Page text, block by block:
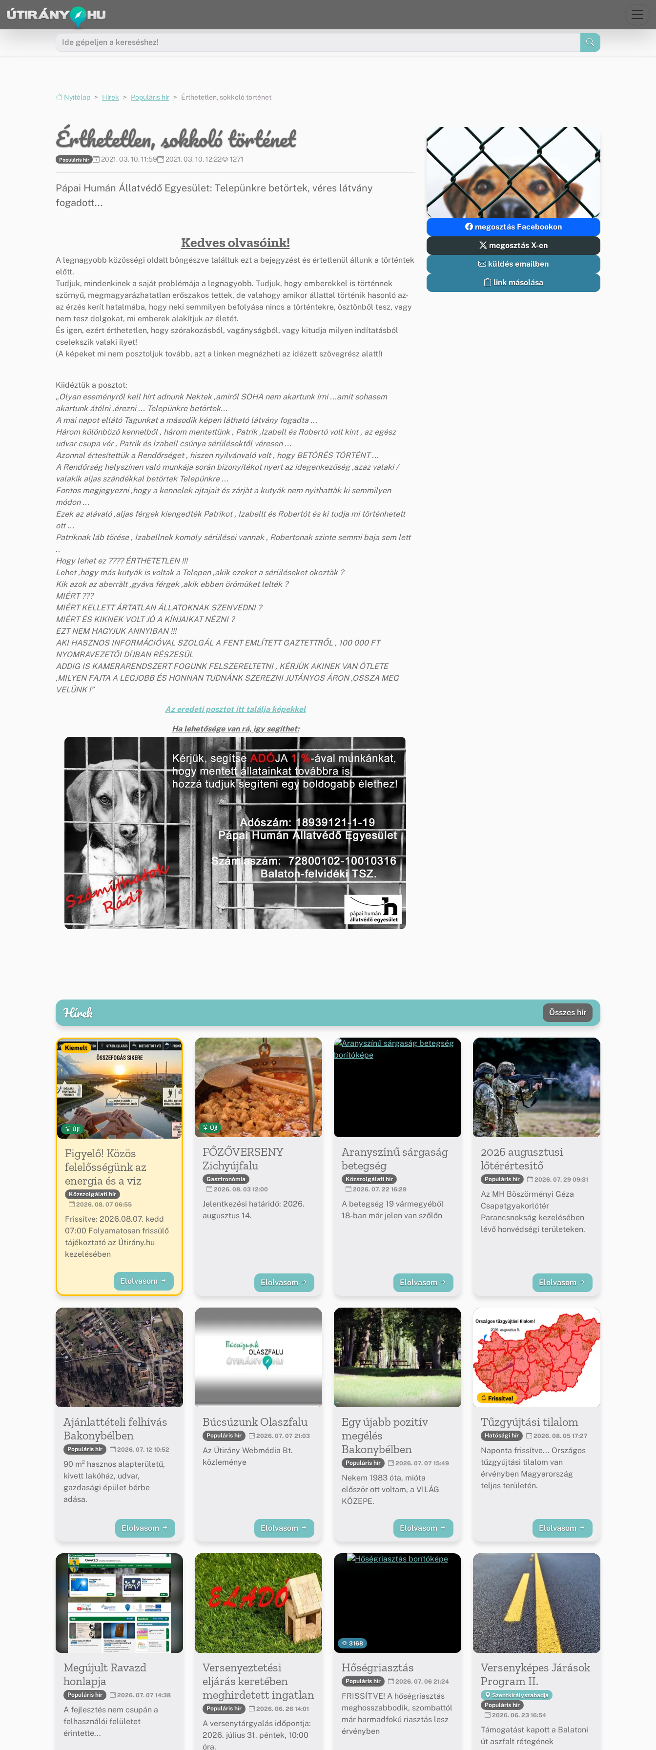
Ugrás a menüre
Ugrás a tartalomra
Nyitólap Hírek Populáris hír Érthetetlen, sokkoló történet
Érthetetlen, sokkoló történet
Populáris hír 2021. 03. 10. 11:59 2021. 03. 10. 12:22 1271
Pápai Humán Állatvédő Egyesület: Telepünkre betörtek, véres látvány
fogadott...
Kedves olvasóink!
A legnagyobb közösségi oldalt böngészve találtuk ezt a bejegyzést és értetlenül állunk a történtek
előtt.
Tudjuk, mindenkinek a saját problémája a legnagyobb. Tudjuk, hogy emberekkel is történnek
szörnyű, megmagyarázhatatlan erőszakos tettek, de valahogy amikor állattal történik hasonló az-
az érzés kerít hatalmába, hogy neki semmilyen befolyása nincs a történtekre, ösztönből tesz, vagy
nem tesz dolgokat, mi emberek alakítjuk az életét.
És igen, ezért érthetetlen, hogy szórakozásból, vagányságból, vagy kitudja milyen indítatásból
cselekszik valaki ilyet!
(A képeket mi nem posztoljuk tovább, azt a linken megnézheti az idézett szövegrész alatt!)
Kiidéztük a posztot:
„Olyan eseményről kell hírt adnunk Nektek ,amiről SOHA nem akartunk írni ...amit sohasem
akartunk átélni ,érezni ... Telepünkre betörtek...
A mai napot ellátó Tagunkat a második képen látható látvány fogadta ...
Három különböző kennelből , három mentettünk , Patrik ,Izabell és Robertó volt kint , az egész
udvar csupa vér , Patrik és Izabell csúnya sérülésektől véresen ...
Azonnal értesítettük a Rendőrséget , hiszen nyilvánvaló volt , hogy BETÖRÉS TÖRTÉNT ...
A Rendőrség helyszínen való munkája során bizonyítékot nyert az idegenkezűség ,azaz valaki /
valakik aljas szándékkal betörtek Telepünkre ...
Fontos megjegyezni ,hogy a kennelek ajtajait és zárjàt a kutyák nem nyithattàk ki semmilyen
módon ...
Ezek az alávaló ,aljas férgek kiengedték Patrikot , Izabellt és Robertót és ki tudja mi történhetett
ott ...
Patriknak láb törése , Izabellnek komoly sérülései vannak , Robertonak szinte semmi baja sem lett
..
Hogy lehet ez ???? ÉRTHETETLEN !!!
Lehet ,hogy más kutyák is voltak a Telepen ,akik ezeket a sérüléseket okoztàk ?
Kik azok az aberràlt ,gyáva férgek ,akik ebben örömüket lelték ?
MIÉRT ???
MIÉRT KELLETT ÁRTATLAN ÁLLATOKNAK SZENVEDNI ?
MIÉRT ÉS KIKNEK VOLT JÓ A KÍNJAIKAT NÉZNI ?
EZT NEM HAGYJUK ANNYIBAN !!!
AKI HASZNOS INFORMÁCIÓVAL SZOLGÁL A FENT EMLÍTETT GAZTETTRŐL , 100 000 FT
NYOMRAVEZETŐI DÍJBAN RÉSZESÜL
ADDIG IS KAMERARENDSZERT FOGUNK FELSZERELTETNI , KÉRJÜK AKINEK VAN ÖTLETE
,MILYEN FAJTA A LEGJOBB ÉS HONNAN TUDNÁNK SZEREZNI JUTÁNYOS ÁRON ,OSSZA MEG
VELÜNK !”
Az eredeti posztot itt találja képekkel
Ha lehetősége van rá, igy segíthet:
megosztás Facebookon
megosztás X-en
küldés emailben
link másolása
Hírek Összes hír
Kiemelt
Új!
Figyelő! Közös
felelősségünk az
energia és a víz
Közszolgálati hír
2026. 08. 07 06:55
Frissítve: 2026.08.07. kedd
07:00 Folyamatosan frissülő
tájékoztató az Útirány.hu
kezelésében
Elolvasom
Új!
FŐZŐVERSENY
Zichyújfalu
Gasztronómia
2026. 08. 03 12:00
Jelentkezési határidő: 2026.
augusztus 14.
Elolvasom
Aranyszínű sárgaság
betegség
Közszolgálati hír
2026. 07. 22 16:29
A betegség 19 vármegyéből
18-ban már jelen van szőlőn
Elolvasom
2026 augusztusi
lőtérértesítő
Populáris hír 2026. 07. 29 09:31
Az MH Böszörményi Géza
Csapatgyakorlótér
Parancsnokság kezelésében
lévő honvédségi területeken.
Elolvasom
Ajánlattételi felhívás
Bakonybélben
Populáris hír 2026. 07. 12 10:52
90 m² hasznos alapterületű,
kivett lakóház, udvar,
gazdasági épület bérbe
adása.
Elolvasom
Búcsúzunk Olaszfalu
Populáris hír 2026. 07. 07 21:03
Az Útirány Webmédia Bt.
közleménye
Elolvasom
Egy újabb pozitív
megélés
Bakonybélben
Populáris hír 2026. 07. 07 15:49
Nekem 1983 óta, mióta
először ott voltam, a VILÁG
KÖZEPE.
Elolvasom
Frissítve!
Tűzgyújtási tilalom
Hatósági hír 2026. 08. 05 17:27
Naponta frissítve... Országos
tűzgyújtási tilalom van
érvényben Magyarország
teljes területén.
Elolvasom
Megújult Ravazd
honlapja
Populáris hír 2026. 07. 07 14:38
A fejlesztés nem csupán a
felhasználói felületet
érintette...
Versenyeztetési
eljárás keretében
meghirdetett ingatlan
Populáris hír 2026. 06. 26 14:01
A versenytárgyalás időpontja:
2026. július 31. péntek, 10:00
óra.
3168
Hőségriasztás
Populáris hír 2026. 07. 06 21:24
FRISSÍTVE! A hőségriasztás
meghosszabbodik, szombattól
már harmadfokú riasztás lesz
érvényben
Versenyképes Járások
Program II.
Szentkirályszabadja
Populáris hír
2026. 06. 23 16:54
Támogatást kapott a Balatoni
út aszfalt rétegének